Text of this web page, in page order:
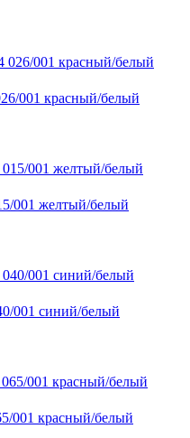
001 красный/белый
001 желтый/белый
001 синий/белый
001 красный/белый